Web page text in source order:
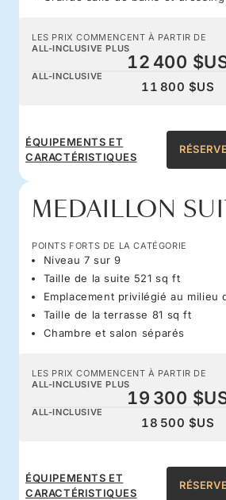
LES PRIX COMMENCENT À PARTIR DE
ALL-INCLUSIVE PLUS
12 400
ALL-INCLUSIVE
11 800 $US
ÉQUIPEMENTS ET
CARACTÉRISTIQUES
MEDAILLON
POINTS FORTS DE LA CATÉGORIE
Niveau 7 sur 9
Taille de la suite 521 sq ft
Emplacement privilégié au milieu
Taille de la terrasse 81 sq ft
Chambre et salon séparés
LES PRIX COMMENCENT À PARTIR DE
ALL-INCLUSIVE PLUS
19 300
ALL-INCLUSIVE
18 500 $US
ÉQUIPEMENTS ET
CARACTÉRISTIQUES